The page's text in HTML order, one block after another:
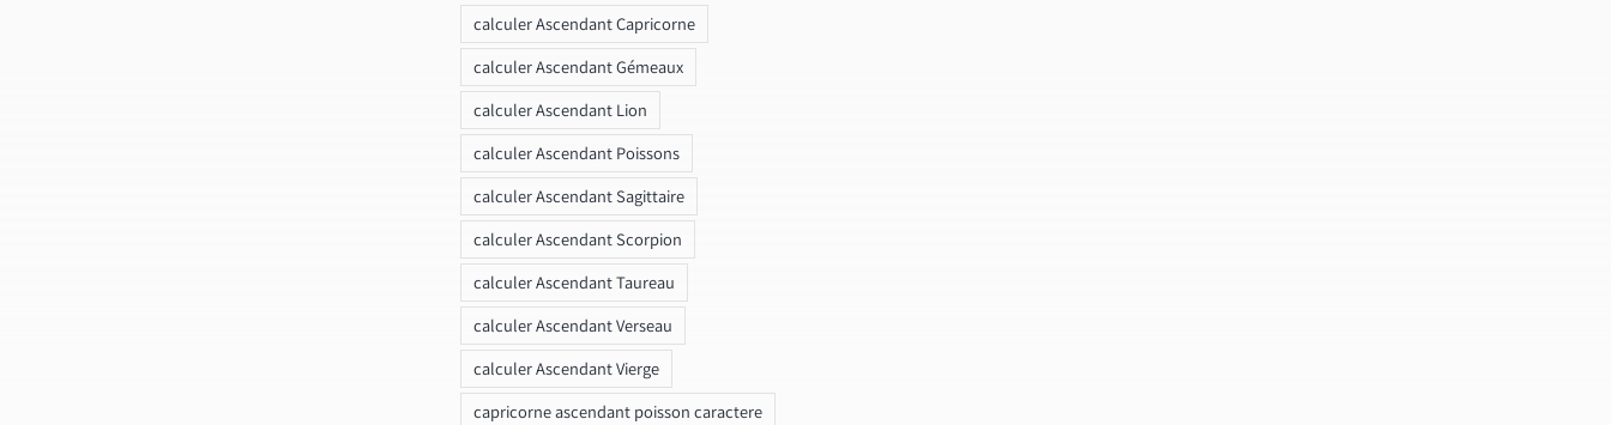
calculer Ascendant Capricorne
calculer Ascendant Gémeaux
calculer Ascendant Lion
calculer Ascendant Poissons
calculer Ascendant Sagittaire
calculer Ascendant Scorpion
calculer Ascendant Taureau
calculer Ascendant Verseau
calculer Ascendant Vierge
capricorne ascendant poisson caractere